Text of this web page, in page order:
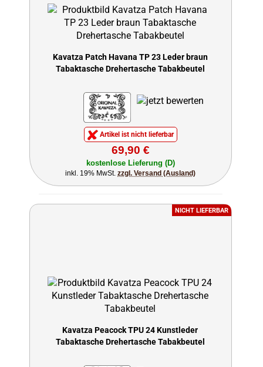
Kavatza Patch Havana TP 23 Leder braun
Tabaktasche Drehertasche Tabakbeutel
Artikel ist nicht lieferbar
69,90 €
kostenlose Lieferung (D)
inkl. 19% MwSt.zzgl. Versand (Ausland)
NICHT LIEFERBAR
Kavatza Peacock TPU 24 Kunstleder
Tabaktasche Drehertasche Tabakbeutel